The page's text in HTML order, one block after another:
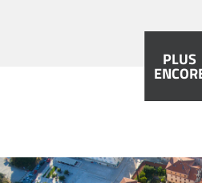
PLUS